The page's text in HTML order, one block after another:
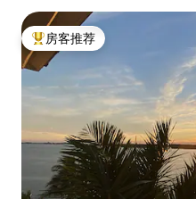
热门「房客推荐」
房客推荐